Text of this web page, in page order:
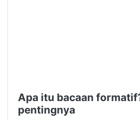
Apa itu bacaan
pentingnya